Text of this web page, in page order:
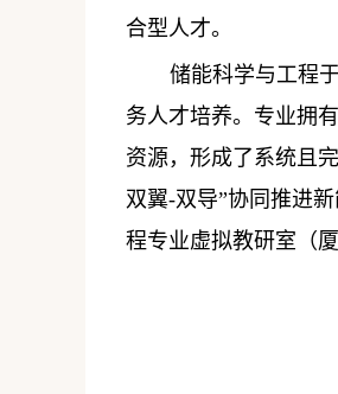
合型人才。
储能科学与工程
务人才培养。专业拥有
资源，形成了系统且
双翼-双导”协同推进
程专业虚拟教研室（